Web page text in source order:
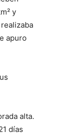
y
apuro
alta.
días